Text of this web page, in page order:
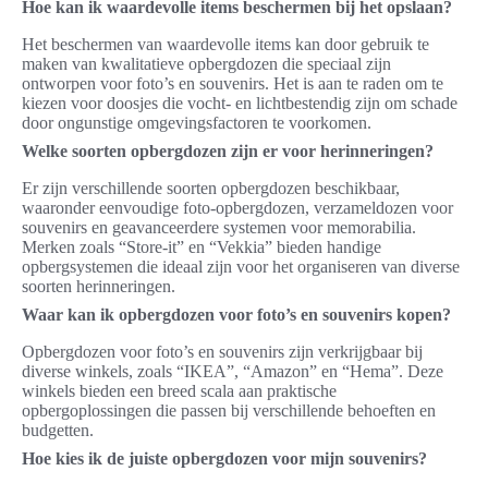
Hoe kan ik waardevolle items beschermen bij het opslaan?
Het beschermen van waardevolle items kan door gebruik te
maken van kwalitatieve opbergdozen die speciaal zijn
ontworpen voor foto’s en souvenirs. Het is aan te raden om te
kiezen voor doosjes die vocht- en lichtbestendig zijn om schade
door ongunstige omgevingsfactoren te voorkomen.
Welke soorten opbergdozen zijn er voor herinneringen?
Er zijn verschillende soorten opbergdozen beschikbaar,
waaronder eenvoudige foto-opbergdozen, verzameldozen voor
souvenirs en geavanceerdere systemen voor memorabilia.
Merken zoals “Store-it” en “Vekkia” bieden handige
opbergsystemen die ideaal zijn voor het organiseren van diverse
soorten herinneringen.
Waar kan ik opbergdozen voor foto’s en souvenirs kopen?
Opbergdozen voor foto’s en souvenirs zijn verkrijgbaar bij
diverse winkels, zoals “IKEA”, “Amazon” en “Hema”. Deze
winkels bieden een breed scala aan praktische
opbergoplossingen die passen bij verschillende behoeften en
budgetten.
Hoe kies ik de juiste opbergdozen voor mijn souvenirs?